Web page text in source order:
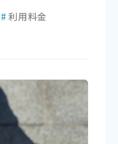
# 利用料金